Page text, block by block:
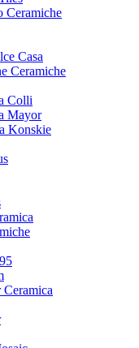
Ceramiche
Casa
Ceramiche
Colli
Mayor
Konskie